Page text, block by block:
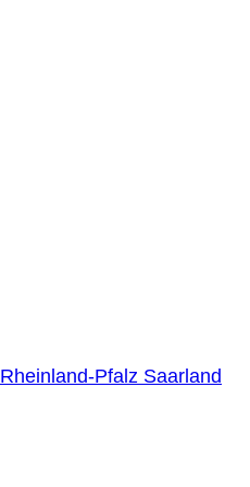
Rheinland-Pfalz Saarland